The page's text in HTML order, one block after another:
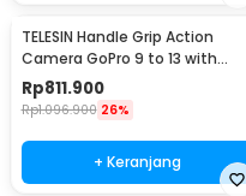
TELESIN Handle Grip Action
Camera GoPro 9 to 13 with
Aluminium Cage - S6-FMS-26-
TGP
Rp811.900
Rp1.096.900 26%
+ Keranjang